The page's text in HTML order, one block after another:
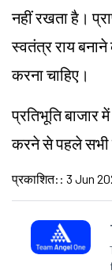
नहीं रखता है।
स्वतंत्र राय
करना चाहिए।
प्रतिभूति बाजार
करने से पहले सभी
प्रकाशित: : 3 Jun